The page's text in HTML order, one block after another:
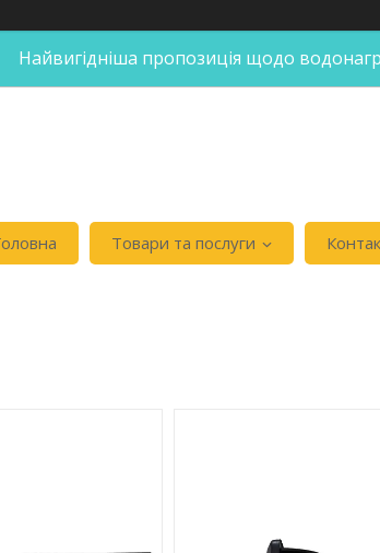
Найвигідніша пропозиція щодо
Товари та послуги